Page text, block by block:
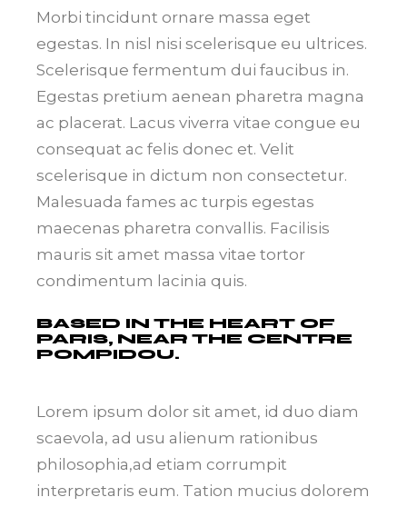
Morbi tincidunt ornare massa eget
egestas. In nisl nisi scelerisque eu ultrices.
Scelerisque fermentum dui faucibus in.
Egestas pretium aenean pharetra magna
ac placerat. Lacus viverra vitae congue eu
consequat ac felis donec et. Velit
scelerisque in dictum non consectetur.
Malesuada fames ac turpis egestas
maecenas pharetra convallis. Facilisis
mauris sit amet massa vitae tortor
condimentum lacinia quis.
BASED IN THE HEART OF
PARIS, NEAR THE CENTRE
POMPIDOU.
Lorem ipsum dolor sit amet, id duo diam
scaevola, ad usu alienum rationibus
philosophia,ad etiam corrumpit
interpretaris eum. Tation mucius dolorem